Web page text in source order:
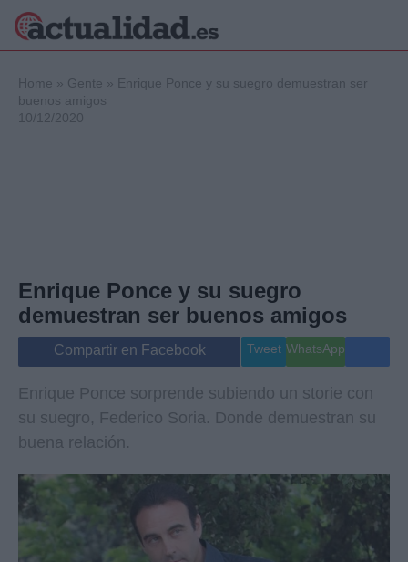
Internacional
Viajes
Gente
Musica
Home » Gente » Enrique Ponce y su suegro demuestran ser
buenos amigos
10/12/2020
Enrique Ponce y su suegro
demuestran ser buenos amigos
Compartir en Facebook Tweet WhatsApp
Enrique Ponce sorprende subiendo un storie con
su suegro, Federico Soria. Donde demuestran su
buena relación.